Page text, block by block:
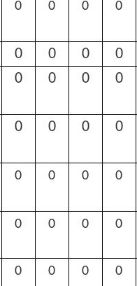
0 0 0 0
0 0 0 0
0 0 0 0
0 0 0 0
0 0 0 0
0 0 0 0
0 0 0 0